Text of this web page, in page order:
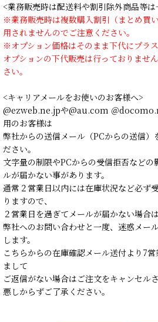
<業務販売時は配送料や割引除外商品等
※業務販売時は複数購入割引（まとめ買
用されませんのでご注意ください。
※オプション価格はそのまま下代にプラス
オプションの下代販売は行っておりませ
さい。
<キャリアメールをお使いのお客様へ>
@ezweb.ne.jpや@au.com ＠
用のお客様は
弊社からの送信メール（PCからの送信）
ださい。
文字量の制限やPCからの受信拒否など
ルが届かない事があります。
通常２営業日以内には在庫状況など必ず
りますので、
２営業日を過ぎてメールが届かない場合は
弊社へのお問い合わせと一度、迷惑メー
します。
こちらからの在庫確認メール送付より7
まして
ご返信がない場合はご注文をキャンセル
悪しからずご了承ください。